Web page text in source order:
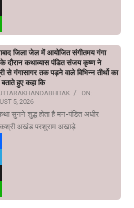
जिला जेल में आयोजित संगीतमय गंगा
दौरान कथाव्यास पंडित संजय कृष्ण ने
से गंगासागर तक पड़ने वाले विभिन्न तीर्थो का
हुए कहा कि
ON:
5, 2026
सुनने शुद्ध होता है मन-पंडित अधीर
अखंड परशुराम अखाड़े